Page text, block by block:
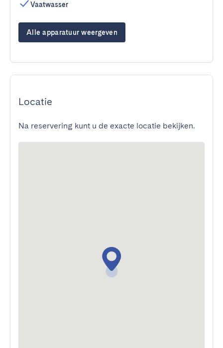
Vaatwasser
Alle apparatuur weergeven
Locatie
Na reservering kunt u de exacte locatie bekijken.